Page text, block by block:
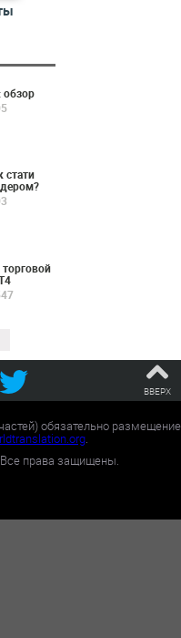
обзор
стати
ВВЕРХ
обязательно размещение
.
права защищены.